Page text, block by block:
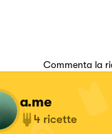
Commenta la
a.me
4 ricette